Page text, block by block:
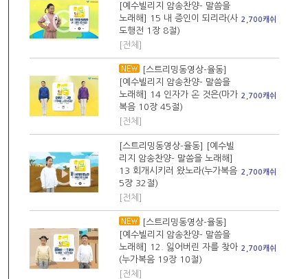
[예수빌리지 암송찬양- 말씀을
노래해] 15 내 증인이 되리라(사
도행전 1장 8절)
[전체]
2,700캐쉬
[스트리밍동영상-율동]
[예수빌리지 암송찬양- 말씀을
노래해] 14 인자가 온 것은(마가
복음 10장 45절)
[전체]
2,700캐쉬
[스트리밍동영상-율동] [예수빌
리지 암송찬양- 말씀을 노래해]
13 회개시키러 왔노라(누가복음
5장 32절)
[전체]
2,700캐쉬
[스트리밍동영상-율동]
[예수빌리지 암송찬양- 말씀을
노래해] 12. 잃어버린 자를 찾아
(누가복음 19장 10절)
[전체]
2,700캐쉬